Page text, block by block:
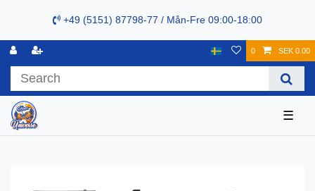
+49 (5151) 87798-77 / Mån-Fre 09:00-18:00
0 SEK 0.00
☰